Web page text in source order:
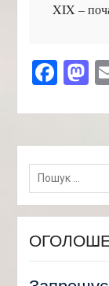
XIX –
Пошук: